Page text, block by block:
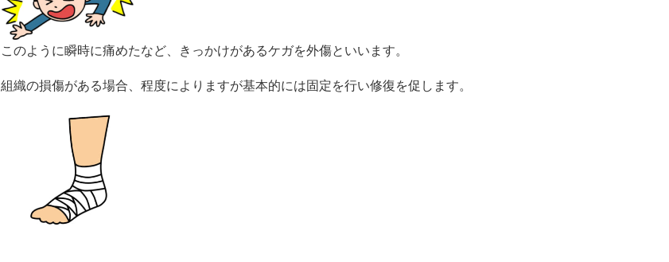
このように瞬時に痛めたなど、きっかけがあるケガを外傷といいます。
組織の損傷がある場合、程度によりますが基本的には固定を行い修復を促します。